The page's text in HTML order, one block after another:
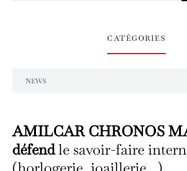
CATÉGORIES
AMILCAR CHRONOS
défendle savoir-faire